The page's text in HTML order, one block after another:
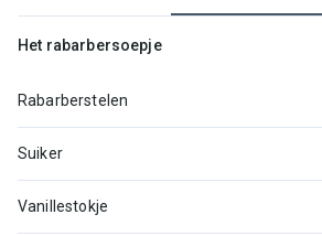
Het rabarbersoepje
Rabarberstelen
Suiker
Vanillestokje